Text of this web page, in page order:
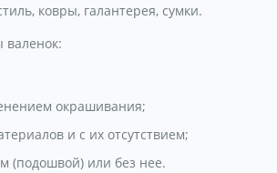
ковры, галантерея, сумки.
окрашивания;
и с их отсутствием;
(подошвой) или без нее.